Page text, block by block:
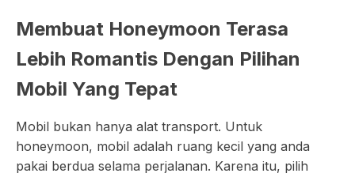
Membuat Honeymoon Terasa
Lebih Romantis Dengan Pilihan
Mobil Yang Tepat
Mobil bukan hanya alat transport. Untuk
honeymoon, mobil adalah ruang kecil yang anda
pakai berdua selama perjalanan. Karena itu, pilih